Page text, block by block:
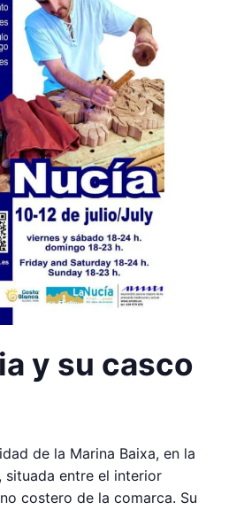
y su casco
de la Marina Baixa, en la
situada entre el interior
costero de la comarca. Su